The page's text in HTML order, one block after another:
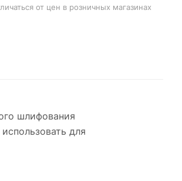
от цен в розничных магазинах
шлифования
для